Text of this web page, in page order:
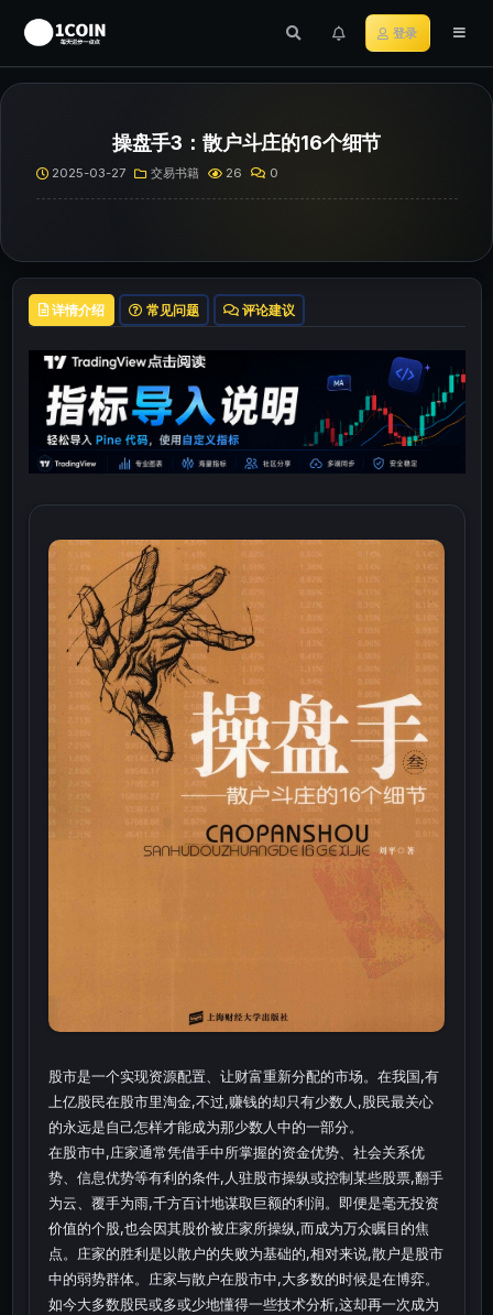
登录
操盘手3：散户斗庄的16个细节
2025-03-27 交易书籍 26 0
详情介绍 常见问题 评论建议
股市是一个实现资源配置、让财富重新分配的市场。在我国,有
上亿股民在股市里淘金,不过,赚钱的却只有少数人,股民最关心
的永远是自己怎样才能成为那少数人中的一部分。
在股市中,庄家通常凭借手中所掌握的资金优势、社会关系优
势、信息优势等有利的条件,人驻股市操纵或控制某些股票,翻手
为云、覆手为雨,千方百计地谋取巨额的利润。即便是毫无投资
价值的个股,也会因其股价被庄家所操纵,而成为万众瞩目的焦
点。庄家的胜利是以散户的失败为基础的,相对来说,散户是股市
中的弱势群体。庄家与散户在股市中,大多数的时候是在博弈。
如今大多数股民或多或少地懂得一些技术分析,这却再一次成为